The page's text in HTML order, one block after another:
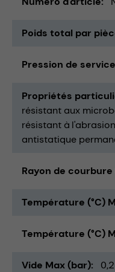
Poids total par
Pression de
Propriétés
résistant aux
résistant à l'abrasion
antistatique
Rayon de
Température (°C)
Température (°C)
Vide Max (bar)